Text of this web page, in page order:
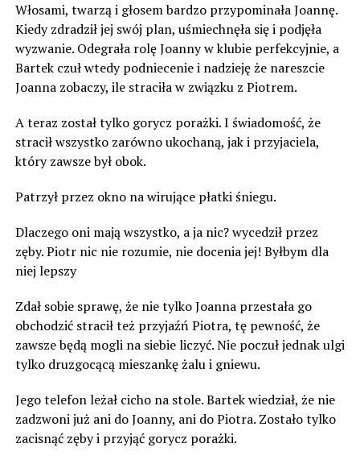
Włosami, twarzą i głosem bardzo przypominała Joannę.
Kiedy zdradził jej swój plan, uśmiechnęła się i podjęła
wyzwanie. Odegrała rolę Joanny w klubie perfekcyjnie, a
Bartek czuł wtedy podniecenie i nadzieję że nareszcie
Joanna zobaczy, ile straciła w związku z Piotrem.
A teraz został tylko gorycz porażki. I świadomość, że
stracił wszystko zarówno ukochaną, jak i przyjaciela,
który zawsze był obok.
Patrzył przez okno na wirujące płatki śniegu.
Dlaczego oni mają wszystko, a ja nic? wycedził przez
zęby. Piotr nic nie rozumie, nie docenia jej! Byłbym dla
niej lepszy
Zdał sobie sprawę, że nie tylko Joanna przestała go
obchodzić stracił też przyjaźń Piotra, tę pewność, że
zawsze będą mogli na siebie liczyć. Nie poczuł jednak ulgi
tylko druzgocącą mieszankę żalu i gniewu.
Jego telefon leżał cicho na stole. Bartek wiedział, że nie
zadzwoni już ani do Joanny, ani do Piotra. Zostało tylko
zacisnąć zęby i przyjąć gorycz porażki.